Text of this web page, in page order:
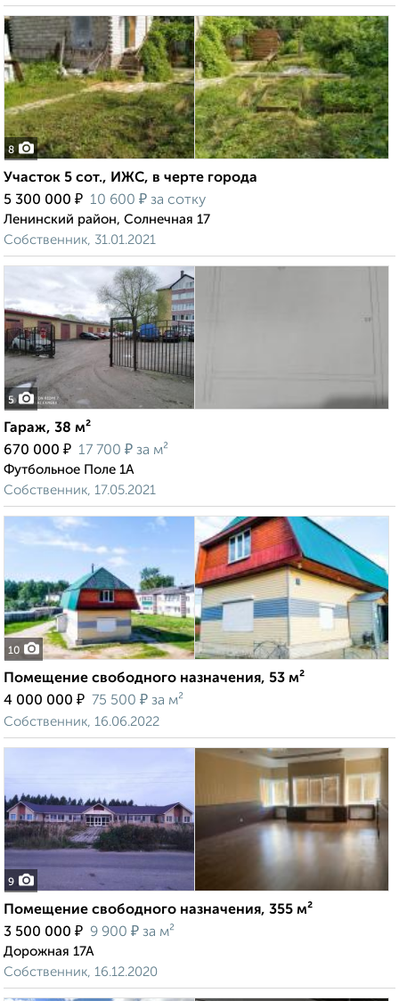
8
Участок 5 сот., ИЖС, в черте города
5 300 000 ₽ 10 600 ₽ за сотку
Ленинский район, Солнечная 17
Собственник, 31.01.2021
5
Гараж, 38 м²
670 000 ₽ 17 700 ₽ за м²
Футбольное Поле 1А
Собственник, 17.05.2021
10
Помещение свободного назначения, 53 м²
4 000 000 ₽ 75 500 ₽ за м²
Собственник, 16.06.2022
9
Помещение свободного назначения, 355 м²
3 500 000 ₽ 9 900 ₽ за м²
Дорожная 17А
Собственник, 16.12.2020